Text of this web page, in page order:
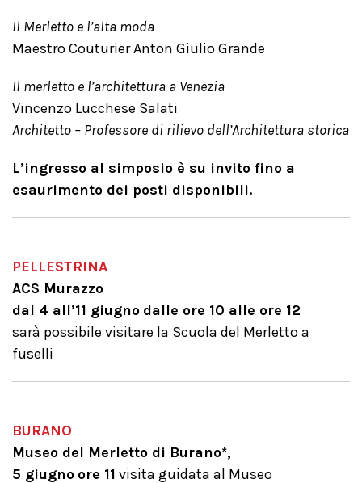
Il Merletto e l’alta moda
Maestro Couturier Anton Giulio Grande
Il merletto e l’architettura a Venezia
Vincenzo Lucchese Salati
Architetto – Professore di rilievo dell’Architettura storica
L’ingresso al simposio è su invito fino a
esaurimento dei posti disponibili.
PELLESTRINA
ACS Murazzo
dal 4 all’11 giugno dalle ore 10 alle ore 12
sarà possibile visitare la Scuola del Merletto a
fuselli
BURANO
Museo del Merletto di Burano*,
5 giugno ore 11 visita guidata al Museo